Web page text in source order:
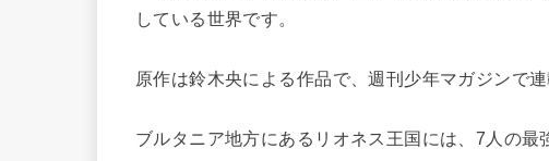
している世界です。
原作は鈴木央による作品で、週刊少年マガジンで連
ブルタニア地方にあるリオネス王国には、7人の最